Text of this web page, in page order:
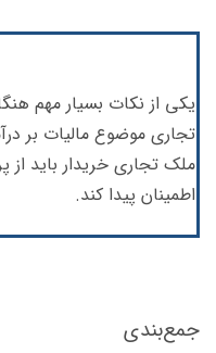
یکی از نکات بسیار مهم
تجاری موضوع مالیات بر
ملک تجاری خریدار باید از
اطمینان پیدا کند.
جمع‌بندی